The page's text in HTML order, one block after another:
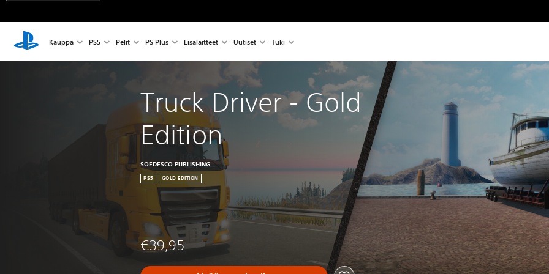
Kauppa PS5 Pelit PS Plus Lisälaitteet Uutiset Tuki
Truck Driver - Gold
Edition
SOEDESCO PUBLISHING
PS5 GOLD EDITION
€39,95